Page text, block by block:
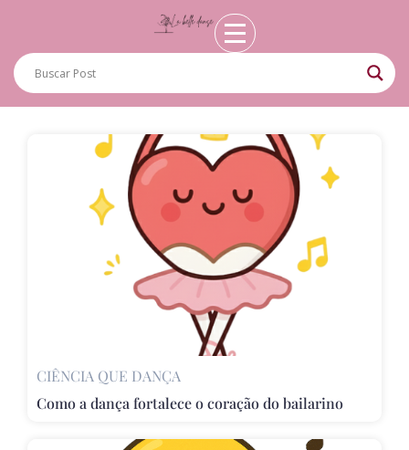
CIÊNCIA QUE DANÇA
Como a dança fortalece o coração do bailarino